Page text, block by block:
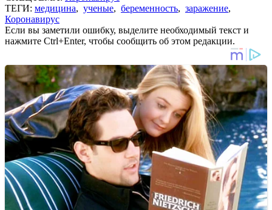
ТЕГИ: медицина, ученые, беременность, заражение,
Коронавирус
Если вы заметили ошибку, выделите необходимый текст и
нажмите Ctrl+Enter, чтобы сообщить об этом редакции.